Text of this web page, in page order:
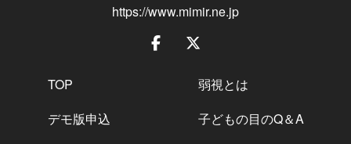
https://www.mimir.ne.jp
TOP
デモ版申込
弱視とは
子どもの目のQ＆A